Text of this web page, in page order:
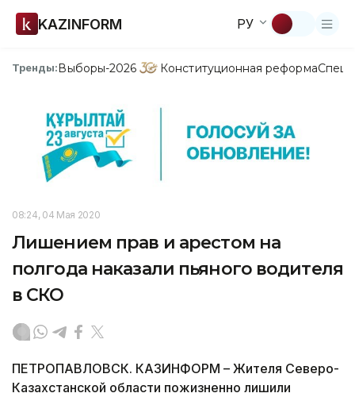
KAZINFORM РУ
Тренды:Выборы-2026 Конституционная реформа
08:24, 04 Мая 2020
Лишением прав и арестом на
полгода наказали пьяного водителя
в СКО
ПЕТРОПАВЛОВСК. КАЗИНФОРМ – Жителя Северо-
Казахстанской области пожизненно лишили